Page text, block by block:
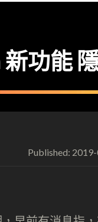
新功能
Published: